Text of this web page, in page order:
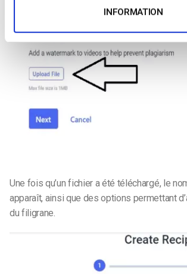
INFORMATION
Une fois qu’un fichier a été téléchargé, le
apparaît, ainsi que des options permettant
du filigrane.